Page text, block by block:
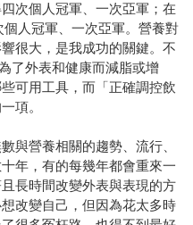
次個人冠軍、一次亞軍；在
人冠軍、一次亞軍。營養對
很大，是我成功的關鍵。不
了外表和健康而減脂或增
可用工具，而「正確調控飲
項。
與營養相關的趨勢、流行、
年，有的每幾年都會重來一
長時間改變外表與表現的方
改變自己，但因為花太多時